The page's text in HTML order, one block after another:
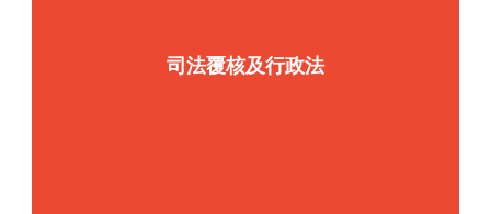
司法覆核及行政法